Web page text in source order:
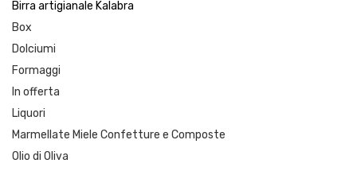
Birra artigianale Kalabra
Box
Dolciumi
Formaggi
In offerta
Liquori
Marmellate Miele Confetture e Composte
Olio di Oliva